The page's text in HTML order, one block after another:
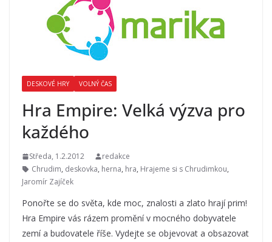
DESKOVÉ HRY VOLNÝ ČAS
Hra Empire: Velká výzva pro
každého
Středa, 1.2.2012
redakce
Chrudim, deskovka, herna, hra, Hrajeme si s Chrudimkou,
Jaromír Zajíček
Ponořte se do světa, kde moc, znalosti a zlato hrají prim!
Hra Empire vás rázem promění v mocného dobyvatele
zemí a budovatele říše. Vydejte se objevovat a obsazovat